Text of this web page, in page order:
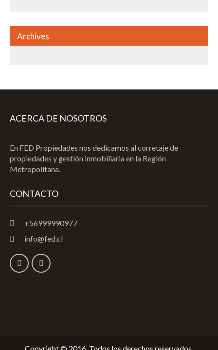
Archives
ACERCA DE NOSOTROS
En FED Propiedades nos dedicamos al corretaje de
propiedades y gestión inmobiliaria en la Región
Metropolitana.
CONTACTO
+56999990977
info@fed.cl